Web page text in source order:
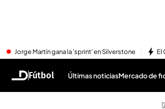
Jorge Martín gana la 'sprint' en Silverstone El
Fútbol Últimas noticiasMercado de